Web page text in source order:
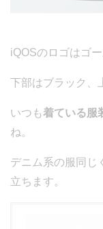
iQOSのロゴはゴー
下部はブラック、
いつも着ている服
ね。
デニム系の服同じ
立ちます。